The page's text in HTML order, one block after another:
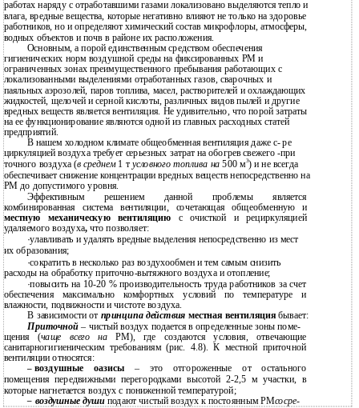
работах наряду с отработавшими газами локализовано выделяются тепло и
влага, вредные вещества, которые негативно влияют не только на здоровье
работников, но и определяют химический состав микрофлоры, атмосферы,
водных объектов и почв в районе их расположения.
Основным, а порой единственным средством обеспечения
гигиенических норм воздушной среды на фиксированных РМ и
ограниченных зонах преимущественного пребывания работающих с
локализованными выделениями отработанных газов, сварочных и
паяльных аэрозолей, паров топлива, масел, растворителей и охлаждающих
жидкостей, щелочей и серной кислоты, различных видов пылей и другие
вредных веществ является вентиляция. Не удивительно, что порой затраты
на ее функционирование являются одной из главных расходных статей
предприятий.
В нашем холодном климате общеобменная вентиляция даже с- ре
циркуляцией воздуха требует серьезных затрат на обогрев свежего -при
точного воздуха (в среднем 1 т условного топлива на500 м3) и не всегда
обеспечивает снижение концентрации вредных веществ непосредственно на
РМ до допустимого уровня.
Эффективным решением данной проблемы является
комбинированная система вентиляции, сочетающая общеобменную и
местную механическую вентиляцию с очисткой и рециркуляцией
удаляемого воздуха, что позволяет:
·улавливать и удалять вредные выделения непосредственно из мест
их образования;
·сократить в несколько раз воздухообмен и тем самым снизить
расходы на обработку приточно-вытяжного воздуха и отопление;
·повысить на 10-20 % производительность труда работников за счет
обеспечения максимально комфортных условий по температуре и
влажности, подвижности и чистоте воздуха.
В зависимости от принципа действия местная вентиляция бывает:
Приточной– чистый воздух подается в определенные зоны поме-
щения (чаще всего наРМ), где создаются условия, отвечающие
санитарногигиеническим требованиям (рис. 4.8). К местной приточной
вентиляции относятся:
– воздушные оазисы– это отгороженные от остального
помещения передвижными перегородками высотой 2-2,5 м участки, в
которые нагнетается воздух с пониженной температурой;
– воздушные души подают чистый воздух к постоянным РМсосре-